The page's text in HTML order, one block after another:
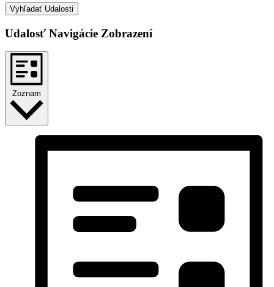
Vyhľadať Udalosti
Udalosť Navigácie Zobrazení
Zoznam